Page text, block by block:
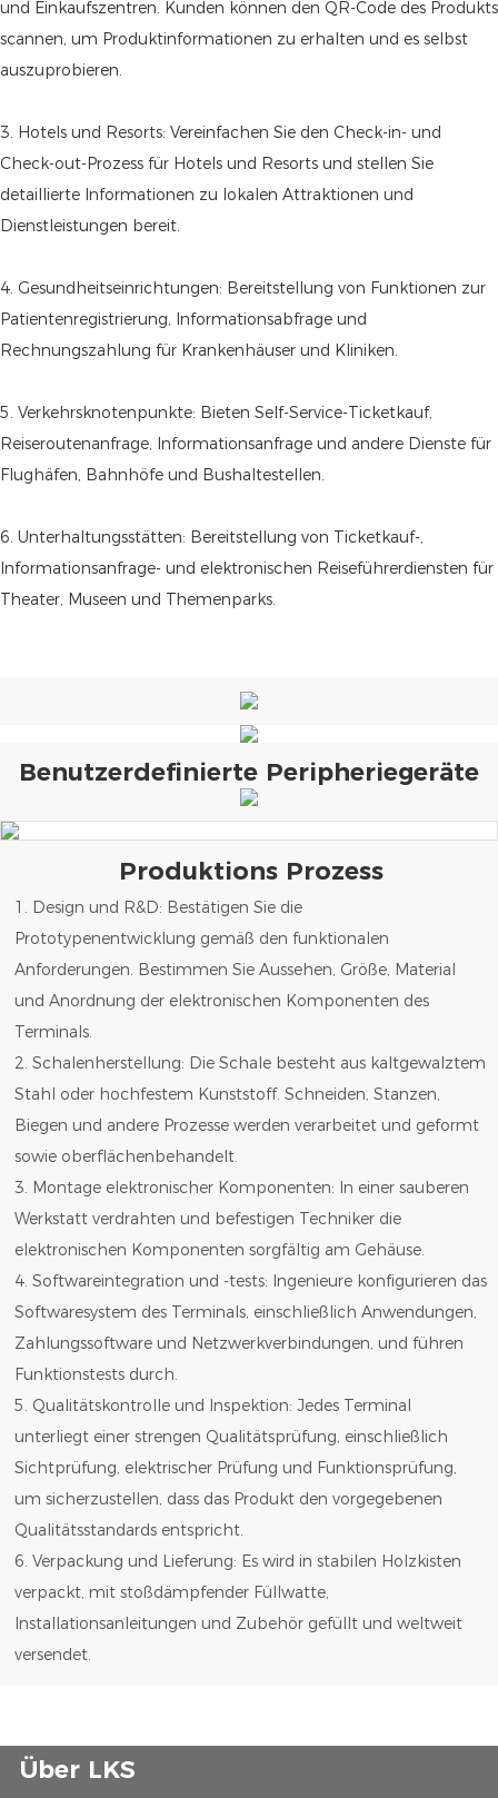
und Einkaufszentren. Kunden können den QR-Code des Produkts
scannen, um Produktinformationen zu erhalten und es selbst
auszuprobieren.
3. Hotels und Resorts: Vereinfachen Sie den Check-in- und
Check-out-Prozess für Hotels und Resorts und stellen Sie
detaillierte Informationen zu lokalen Attraktionen und
Dienstleistungen bereit.
4. Gesundheitseinrichtungen: Bereitstellung von Funktionen zur
Patientenregistrierung, Informationsabfrage und
Rechnungszahlung für Krankenhäuser und Kliniken.
5. Verkehrsknotenpunkte: Bieten Self-Service-Ticketkauf,
Reiseroutenanfrage, Informationsanfrage und andere Dienste für
Flughäfen, Bahnhöfe und Bushaltestellen.
6. Unterhaltungsstätten: Bereitstellung von Ticketkauf-,
Informationsanfrage- und elektronischen Reiseführerdiensten für
Theater, Museen und Themenparks.
Benutzerdefinierte Peripheriegeräte
Produktions Prozess
1. Design und R&D: Bestätigen Sie die
Prototypenentwicklung gemäß den funktionalen
Anforderungen. Bestimmen Sie Aussehen, Größe, Material
und Anordnung der elektronischen Komponenten des
Terminals.
2. Schalenherstellung: Die Schale besteht aus kaltgewalztem
Stahl oder hochfestem Kunststoff. Schneiden, Stanzen,
Biegen und andere Prozesse werden verarbeitet und geformt
sowie oberflächenbehandelt.
3. Montage elektronischer Komponenten: In einer sauberen
Werkstatt verdrahten und befestigen Techniker die
elektronischen Komponenten sorgfältig am Gehäuse.
4. Softwareintegration und -tests: Ingenieure konfigurieren das
Softwaresystem des Terminals, einschließlich Anwendungen,
Zahlungssoftware und Netzwerkverbindungen, und führen
Funktionstests durch.
5. Qualitätskontrolle und Inspektion: Jedes Terminal
unterliegt einer strengen Qualitätsprüfung, einschließlich
Sichtprüfung, elektrischer Prüfung und Funktionsprüfung,
um sicherzustellen, dass das Produkt den vorgegebenen
Qualitätsstandards entspricht.
6. Verpackung und Lieferung: Es wird in stabilen Holzkisten
verpackt, mit stoßdämpfender Füllwatte,
Installationsanleitungen und Zubehör gefüllt und weltweit
versendet.
Über LKS